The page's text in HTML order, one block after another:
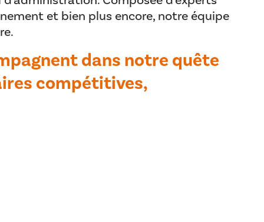
et bien plus encore, notre équipe
dans notre quête
compétitives,